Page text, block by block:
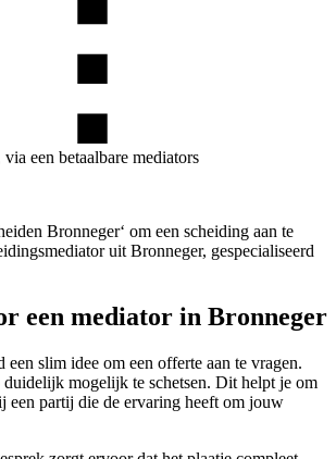
een betaalbare mediators
Bronneger‘ om een scheiding aan te
uit Bronneger, gespecialiseerd
een mediator in Bronneger
slim idee om een offerte aan te vragen.
duidelijk mogelijk te schetsen. Dit helpt je om
een partij die de ervaring heeft om jouw